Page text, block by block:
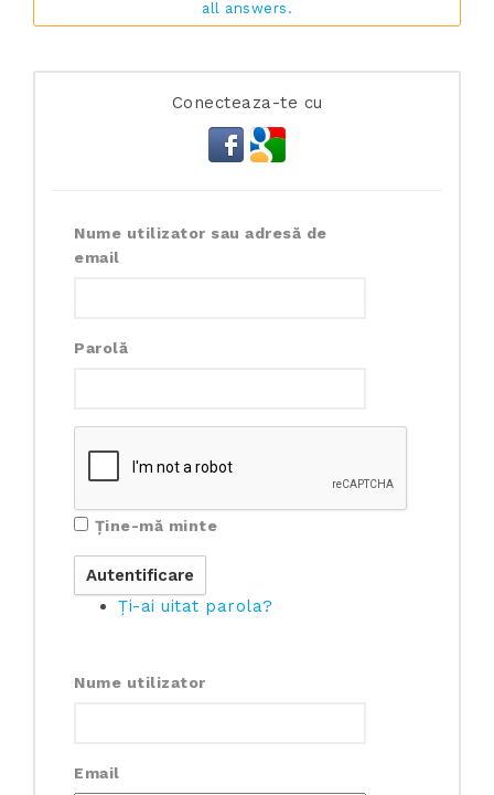
all answers.
Conecteaza-te cu
Nume utilizator sau adresă de
email
Parolă
Ține-mă minte
Ți-ai uitat parola?
Nume utilizator
Email